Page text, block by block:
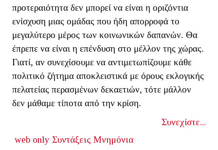
προτεραιότητα δεν μπορεί να είναι η οριζόντια
ενίσχυση μιας ομάδας που ήδη απορροφά το
μεγαλύτερο μέρος των κοινωνικών δαπανών. Θα
έπρεπε να είναι η επένδυση στο μέλλον της χώρας.
Γιατί, αν συνεχίσουμε να αντιμετωπίζουμε κάθε
πολιτικό ζήτημα αποκλειστικά με όρους εκλογικής
πελατείας περασμένων δεκαετιών, τότε μάλλον
δεν μάθαμε τίποτα από την κρίση.
Συνεχίστε...
web only Συντάξεις Μνημόνια